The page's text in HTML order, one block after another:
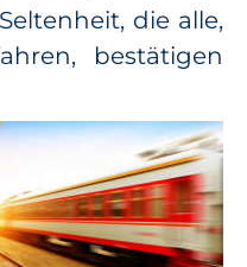
die alle,
bestätigen